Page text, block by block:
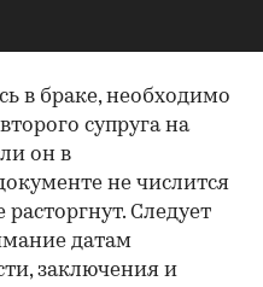
в браке, необходимо
супруга на
он в
не числится
Следует
датам
заключения и